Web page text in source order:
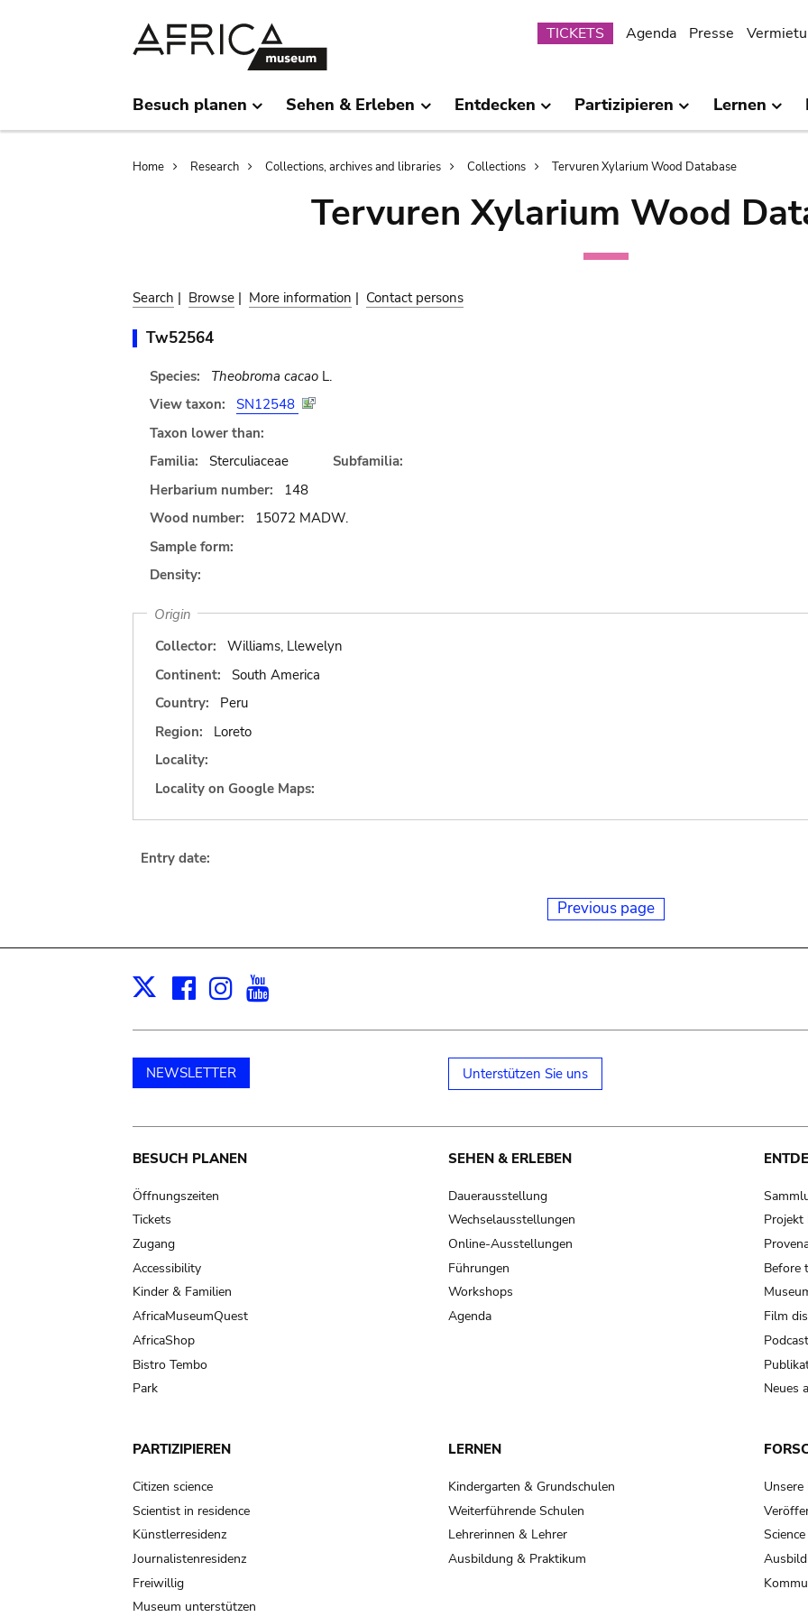
Submenu
TICKETS Agenda Presse
Besuch planen Sehen & Erleben Entdecken Partizipieren Lernen
Breadcrumb
Home Research Collections, archives and libraries Collections Tervuren Xylarium Wood Database
Tervuren Xylarium Wood
Search | Browse | More information | Contact persons
Tw52564
Species: Theobroma cacaoL.
View taxon:
SN12548
Taxon lower than:
Familia:
Sterculiaceae
Subfamilia:
Herbarium number:
148
Wood number:
15072 MADW.
Sample form:
Density:
Origin
Collector:
Williams, Llewelyn
Continent:
South America
Country:
Peru
Region:
Loreto
Locality:
Locality on Google Maps:
Entry date:
Previous page
X Facebook
Instagram
NEWSLETTER Unterstützen Sie uns
Main
navigation
BESUCH PLANEN
Öffnungszeiten
Tickets
Zugang
Accessibility
Kinder & Familien
AfricaMuseumQuest
AfricaShop
Bistro Tembo
Park
SEHEN & ERLEBEN
Dauerausstellung
Wechselausstellungen
Online-Ausstellungen
Führungen
Workshops
Agenda
Projekt
Before
Film
Neues
PARTIZIPIEREN
Citizen science
Scientist in residence
Künstlerresidenz
Journalistenresidenz
Freiwillig
Museum unterstützen
LERNEN
Kindergarten & Grundschulen
Weiterführende Schulen
Lehrerinnen & Lehrer
Ausbildung & Praktikum